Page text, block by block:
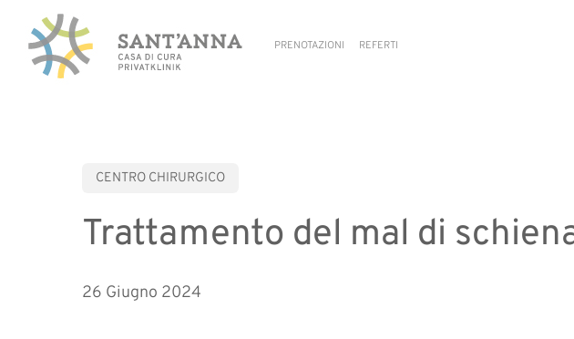
main
PRENOTAZIONI REFERTI
CENTRO CHIRURGICO
Trattamento del mal di
26 Giugno 2024